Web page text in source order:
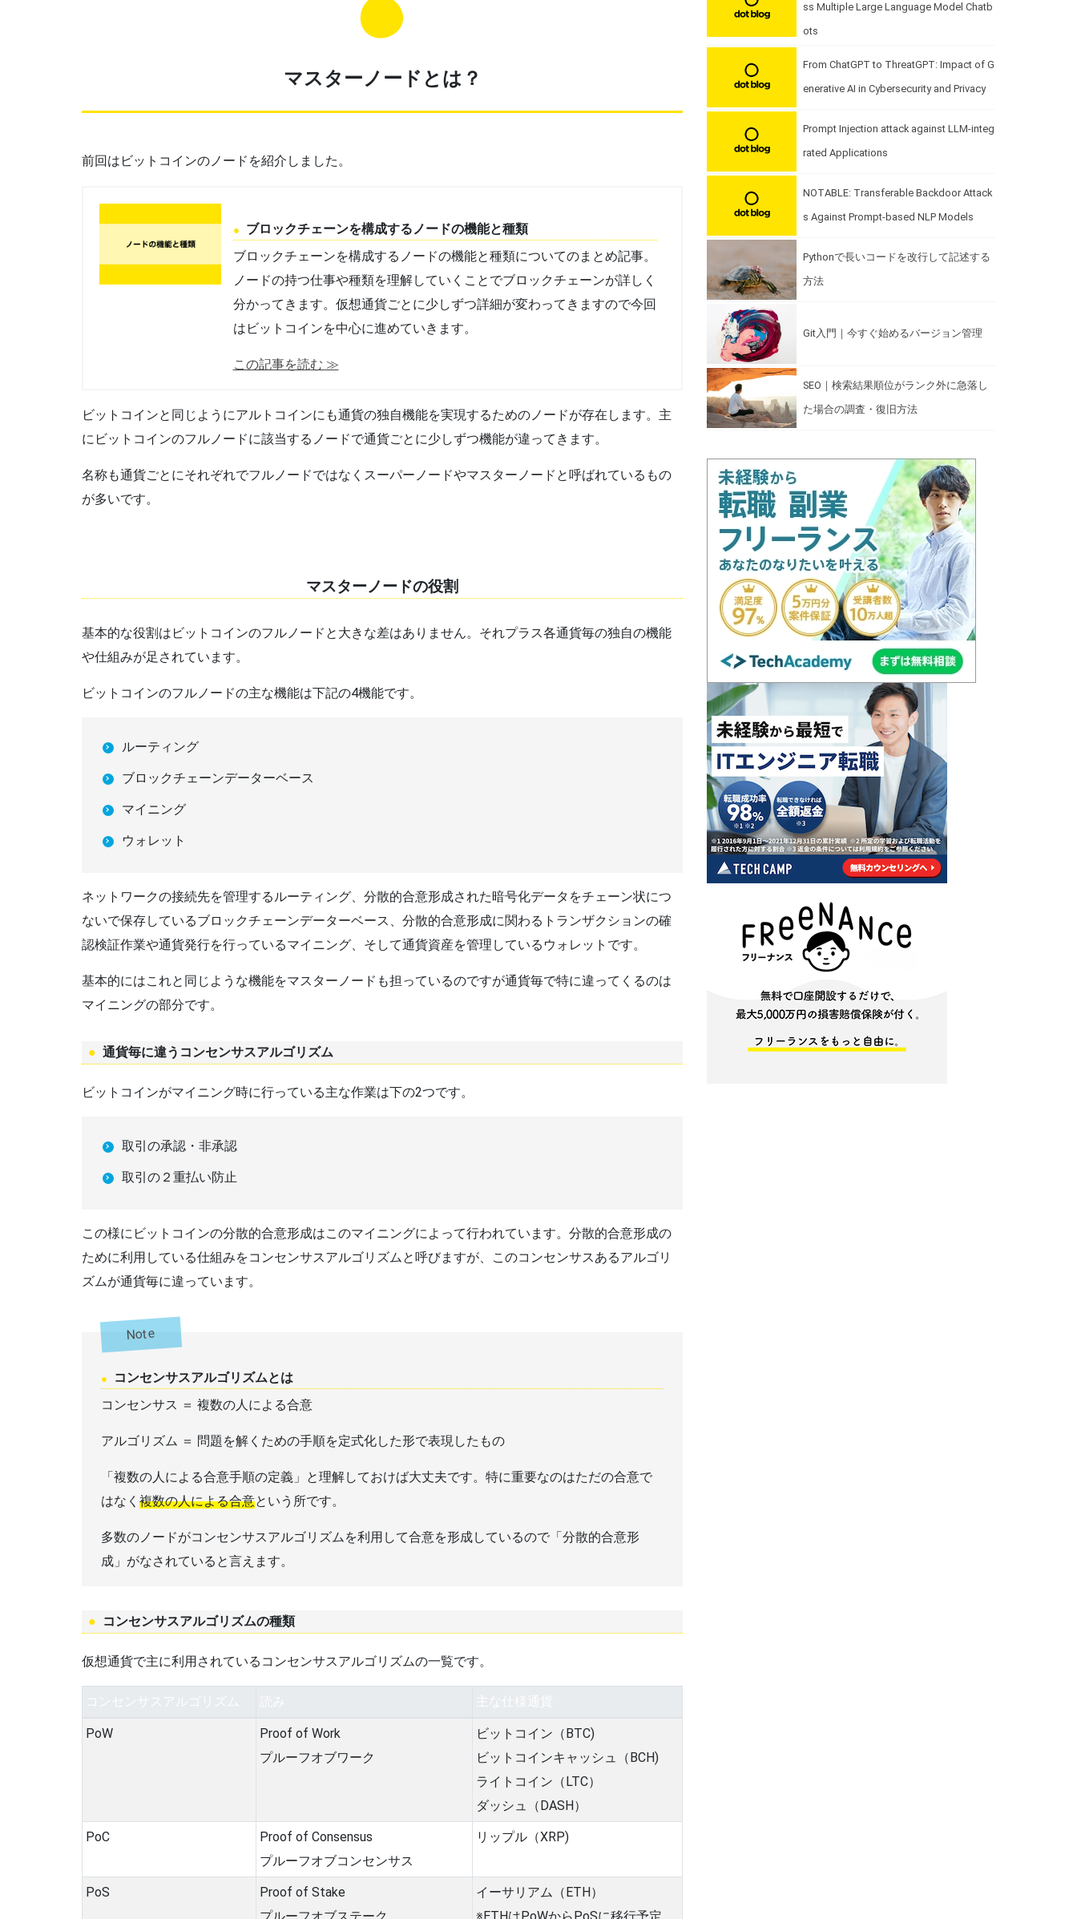
マスターノードとは？
前回はビットコインのノードを紹介しました。
ブロックチェーンを構成するノードの機能と種類
ブロックチェーンを構成するノードの機能と種類についてのまとめ記事。
ノードの持つ仕事や種類を理解していくことでブロックチェーンが詳しく
分かってきます。仮想通貨ごとに少しずつ詳細が変わってきますので今回
はビットコインを中心に進めていきます。
この記事を読む ≫
ビットコインと同じようにアルトコインにも通貨の独自機能を実現するためのノードが存在します。主
にビットコインのフルノードに該当するノードで通貨ごとに少しずつ機能が違ってきます。
名称も通貨ごとにそれぞれでフルノードではなくスーパーノードやマスターノードと呼ばれているもの
が多いです。
マスターノードの役割
基本的な役割はビットコインのフルノードと大きな差はありません。それプラス各通貨毎の独自の機能
や仕組みが足されています。
ビットコインのフルノードの主な機能は下記の4機能です。
ルーティング
ブロックチェーンデーターベース
マイニング
ウォレット
ネットワークの接続先を管理するルーティング、分散的合意形成された暗号化データをチェーン状につ
ないで保存しているブロックチェーンデーターベース、分散的合意形成に関わるトランザクションの確
認検証作業や通貨発行を行っているマイニング、そして通貨資産を管理しているウォレットです。
基本的にはこれと同じような機能をマスターノードも担っているのですが通貨毎で特に違ってくるのは
マイニングの部分です。
通貨毎に違うコンセンサスアルゴリズム
ビットコインがマイニング時に行っている主な作業は下の2つです。
取引の承認・非承認
取引の２重払い防止
この様にビットコインの分散的合意形成はこのマイニングによって行われています。分散的合意形成の
ために利用している仕組みをコンセンサスアルゴリズムと呼びますが、このコンセンサスあるアルゴリ
ズムが通貨毎に違っています。
Note
コンセンサスアルゴリズムとは
コンセンサス ＝ 複数の人による合意
アルゴリズム ＝ 問題を解くための手順を定式化した形で表現したもの
「複数の人による合意手順の定義」と理解しておけば大丈夫です。特に重要なのはただの合意で
はなく 複数の人による合意という所です。
多数のノードがコンセンサスアルゴリズムを利用して合意を形成しているので「分散的合意形
成」がなされていると言えます。
コンセンサスアルゴリズムの種類
仮想通貨で主に利用されているコンセンサスアルゴリズムの一覧です。
PoW
Proof of Work
プルーフオブワーク
ビットコイン（BTC)
ビットコインキャッシュ（BCH)
ライトコイン（LTC）
ダッシュ（DASH）
PoC
Proof of Consensus
プルーフオブコンセンサス
リップル（XRP)
PoS
Proof of Stake
イーサリアム（ETH）
ss Multiple Large Language Model Chatb
ots
From ChatGPT to ThreatGPT: Impact of G
enerative AI in Cybersecurity and Privacy
Prompt Injection attack against LLM-integ
rated Applications
NOTABLE: Transferable Backdoor Attack
s Against Prompt-based NLP Models
Pythonで長いコードを改行して記述する
方法
Git入門｜今すぐ始めるバージョン管理
SEO｜検索結果順位がランク外に急落し
た場合の調査・復旧方法